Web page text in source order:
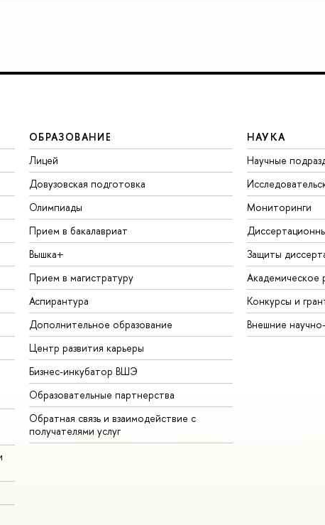
ОБРАЗОВАНИЕ
Лицей
Довузовская подготовка
Олимпиады
Прием в бакалавриат
Вышка+
Прием в магистратуру
Аспирантура
Дополнительное образование
Центр развития карьеры
Бизнес-инкубатор ВШЭ
Образовательные партнерства
Обратная связь и взаимодействие с
получателями услуг
НАУКА
Научные
Мониторинги
Защиты
Академическое
Конкурсы и
Внешние